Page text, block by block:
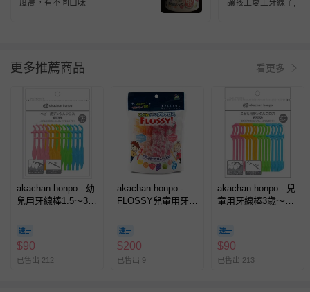
度高，有不同口味
讓孩上愛上牙線了,
更多推薦商品 看更多
akachan honpo - 幼
兒用牙線棒1.5～3歲
$90
已售出 212
akachan honpo -
FLOSSY兒童用牙線
$200
已售出 9
akachan honpo - 兒
童用牙線棒3歲～30
$90
已售出 213